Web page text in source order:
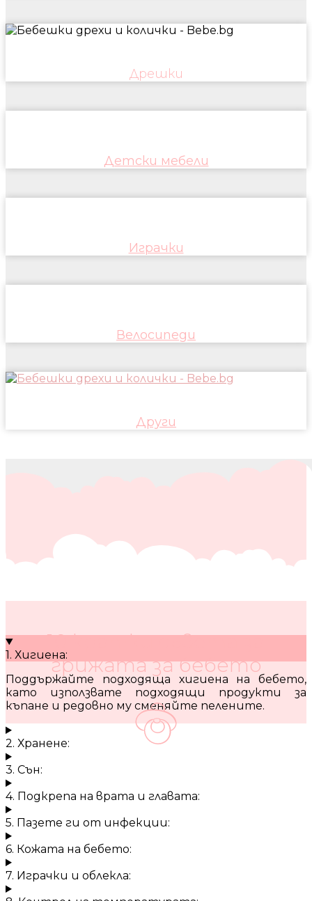
Дрешки
Детски мебели
Играчки
Велосипеди
Други
10 кратки съвета за
грижата за бебето
1. Хигиена:
Поддържайте подходяща хигиена на бебето,
като използвате подходящи продукти за
къпане и редовно му сменяйте пелените.
2. Хранене:
3. Сън:
4. Подкрепа на врата и главата:
5. Пазете ги от инфекции:
6. Кожата на бебето:
7. Играчки и облекла: